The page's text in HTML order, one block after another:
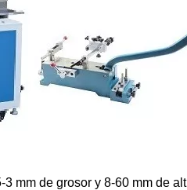
mm de grosor y 8-60 mm de